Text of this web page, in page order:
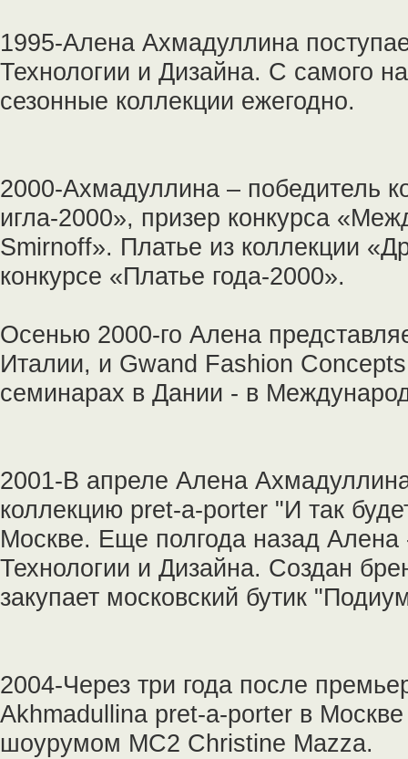
1995-Алена Ахмадуллина
Технологии и Дизайна. С самого
сезонные коллекции ежегодно.
2000-Ахмадуллина – победитель
игла-2000», призер конкурса
Smirnoff». Платье из коллекции
конкурсе «Платье года-2000».
Осенью 2000-го Алена
Италии, и Gwand Fashion
семинарах в Дании - в
2001-В апреле Алена
коллекцию pret-a-porter "И так
Москве. Еще полгода назад
Технологии и Дизайна. Cоздан
закупает московский бутик
2004-Через три года после
Akhmadullina pret-a-porter в
шоурумом MC2 Christine Mazza.